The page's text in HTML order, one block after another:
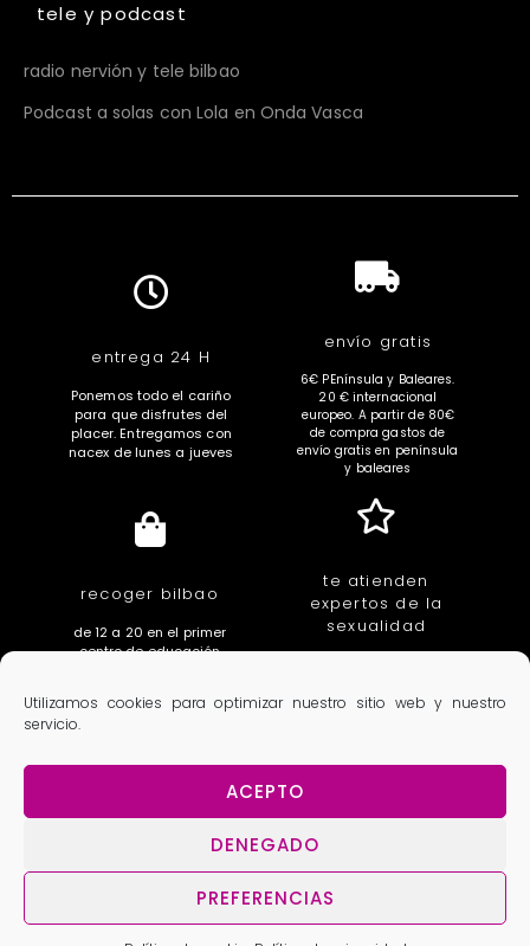
Utilizamos cookies para optimizar nuestro sitio web y nuestro
servicio.
ACEPTO
DENEGADO
PREFERENCIAS
tele y podcast
radio nervión y tele bilbao
Podcast a solas con Lola en Onda Vasca
entrega 24 H
Ponemos todo el cariño
para que disfrutes del
placer. Entregamos con
nacex de lunes a jueves
envío gratis
6€ PEnínsula y Baleares.
20 € internacional
europeo. A partir de 80€
de compra gastos de
envío gratis en península
y baleares
recoger bilbao
de 12 a 20 en el primer
centro de educación
te atienden
expertos de la
sexualidad
ginecologas, urologos
Política de cookies
Copyright 2025 Lola Dacosta